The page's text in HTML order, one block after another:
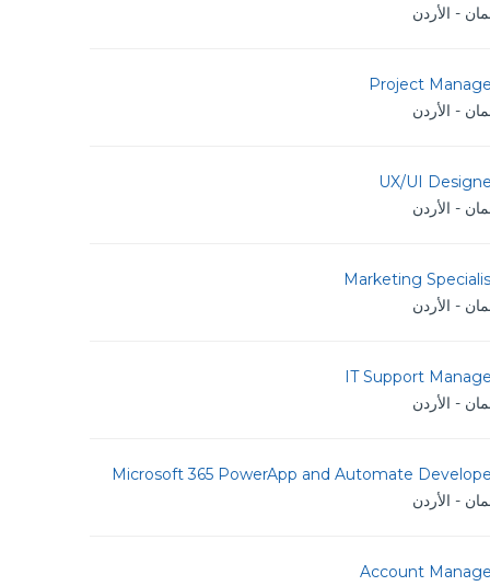
- الأردن
Project
- الأردن
UX/UI
- الأردن
Marketing
- الأردن
IT Support
- الأردن
Microsoft 365 PowerApp and Automate
- الأردن
Account